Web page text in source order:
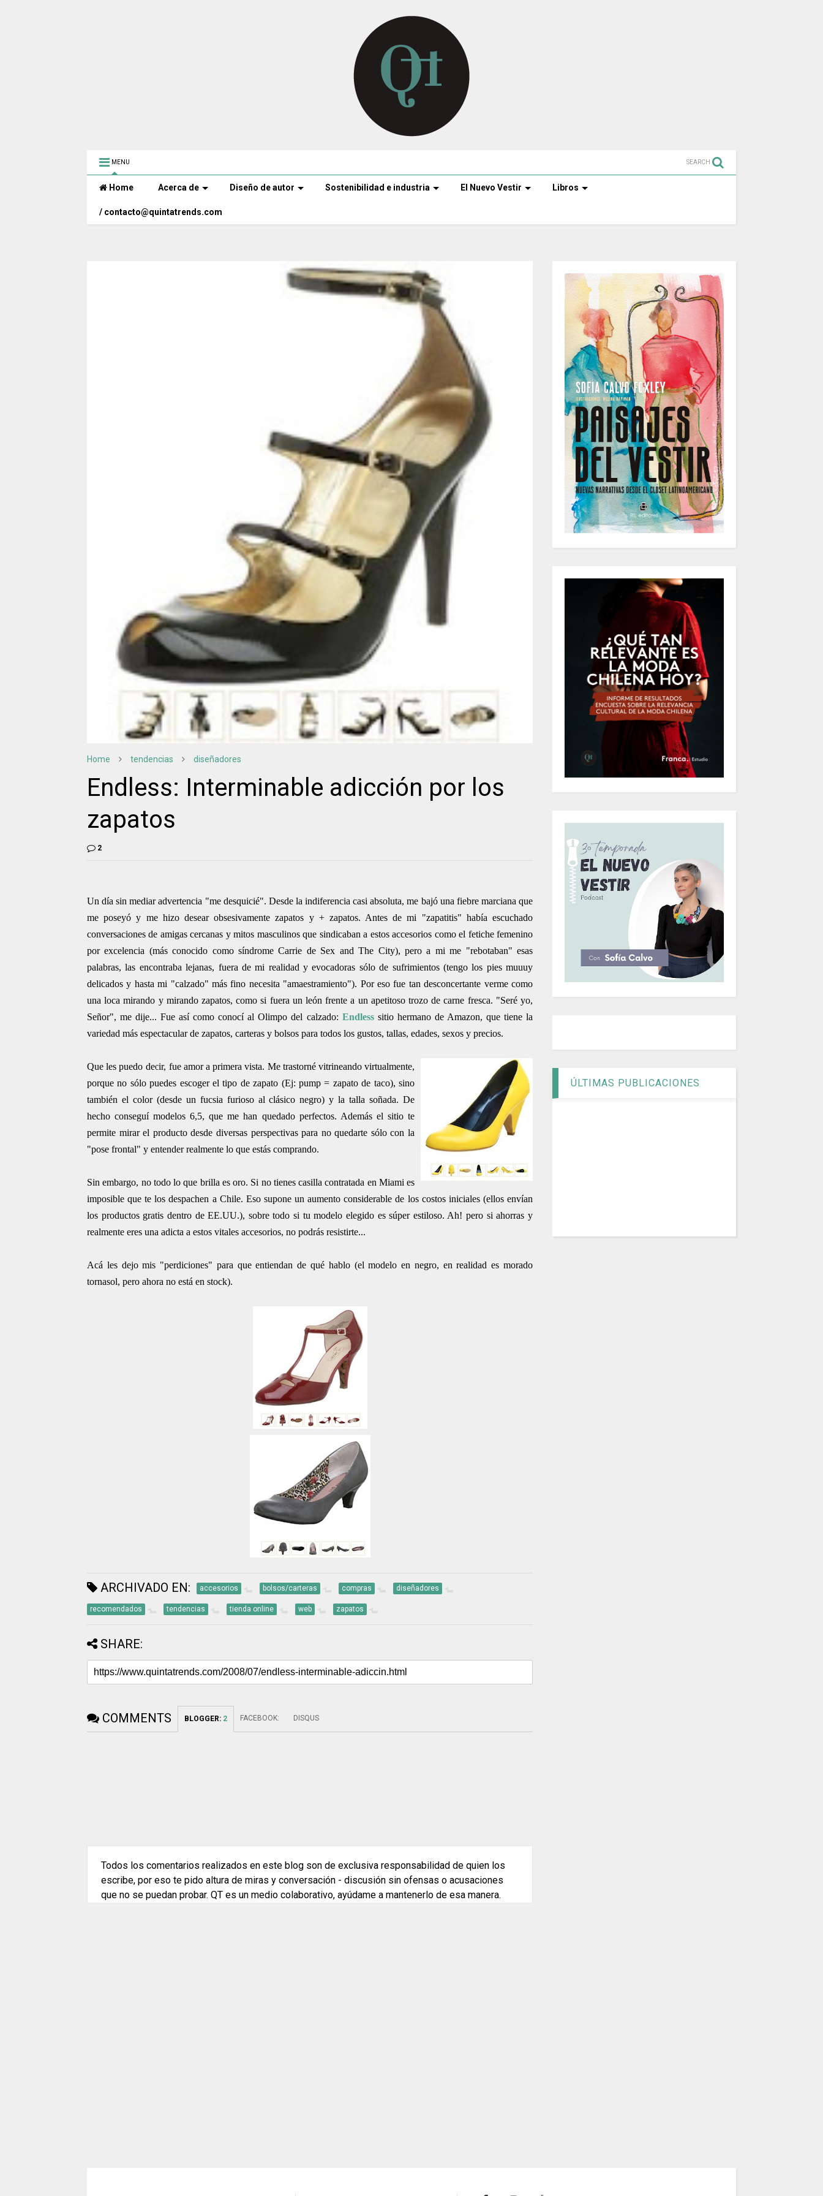
MENU SEARCH
Home Acerca de Diseño de autor Sostenibilidad e industria El Nuevo Vestir Libros
/ contacto@quintatrends.com
Home tendencias diseñadores
Endless: Interminable adicción por los
zapatos
2
Un día sin mediar advertencia "me desquicié". Desde la indiferencia casi absoluta, me bajó una fiebre marciana que
me poseyó y me hizo desear obsesivamente zapatos y + zapatos. Antes de mi "zapatitis" había escuchado
conversaciones de amigas cercanas y mitos masculinos que sindicaban a estos accesorios como el fetiche femenino
por excelencia (más conocido como síndrome Carrie de Sex and The City), pero a mi me "rebotaban" esas
palabras, las encontraba lejanas, fuera de mi realidad y evocadoras sólo de sufrimientos (tengo los pies muuuy
delicados y hasta mi "calzado" más fino necesita "amaestramiento"). Por eso fue tan desconcertante verme como
una loca mirando y mirando zapatos, como si fuera un león frente a un apetitoso trozo de carne fresca. "Seré yo,
Señor", me dije... Fue así como conocí al Olimpo del calzado: Endlesssitio hermano de Amazon, que tiene la
variedad más espectacular de zapatos, carteras y bolsos para todos los gustos, tallas, edades, sexos y precios.
Que les puedo decir, fue amor a primera vista. Me trastorné vitrineando virtualmente,
porque no sólo puedes escoger el tipo de zapato (Ej: pump = zapato de taco), sino
también el color (desde un fucsia furioso al clásico negro) y la talla soñada. De
hecho conseguí modelos 6,5, que me han quedado perfectos. Además el sitio te
permite mirar el producto desde diversas perspectivas para no quedarte sólo con la
"pose frontal" y entender realmente lo que estás comprando.
Sin embargo, no todo lo que brilla es oro. Si no tienes casilla contratada en Miami es
imposible que te los despachen a Chile. Eso supone un aumento considerable de los costos iniciales (ellos envían
los productos gratis dentro de EE.UU.), sobre todo si tu modelo elegido es súper estiloso. Ah! pero si ahorras y
realmente eres una adicta a estos vitales accesorios, no podrás resistirte...
Acá les dejo mis "perdiciones" para que entiendan de qué hablo (el modelo en negro, en realidad es morado
tornasol, pero ahora no está en stock).
ARCHIVADO EN: accesorios bolsos/carteras compras diseñadores
recomendados tendencias tienda online web zapatos
SHARE:
COMMENTS BLOGGER: 2 FACEBOOK: DISQUS
Todos los comentarios realizados en este blog son de exclusiva responsabilidad de quien los
escribe, por eso te pido altura de miras y conversación - discusión sin ofensas o acusaciones
que no se puedan probar. QT es un medio colaborativo, ayúdame a mantenerlo de esa manera.
ÚLTIMAS PUBLICACIONES